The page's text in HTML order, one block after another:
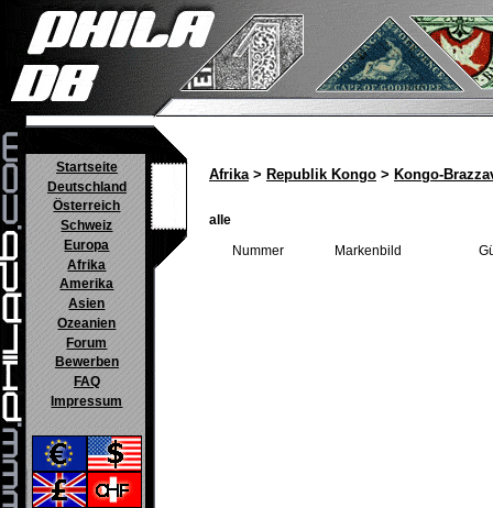
Startseite
Deutschland
Österreich
Schweiz
Europa
Afrika
Amerika
Asien
Ozeanien
Forum
Bewerben
FAQ
Impressum
Afrika> Republik Kongo > Kongo-
alle
Nummer Markenbild